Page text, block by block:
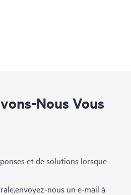
Nous Vous
et de solutions lorsque
nous un e-mail à